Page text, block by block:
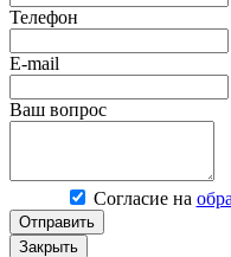
Телефон
E-mail
Ваш вопрос
Согласие на
Отправить
Закрыть